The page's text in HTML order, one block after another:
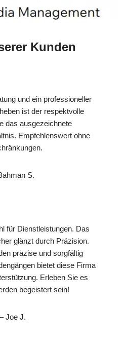
Kunden
und ein professioneller
ist der respektvolle
das ausgezeichnete
Empfehlenswert ohne
S.
für Dienstleistungen. Das
glänzt durch Präzision.
präzise und sorgfältig
bietet diese Firma
Erleben Sie es
begeistert sein!
– Joe J.